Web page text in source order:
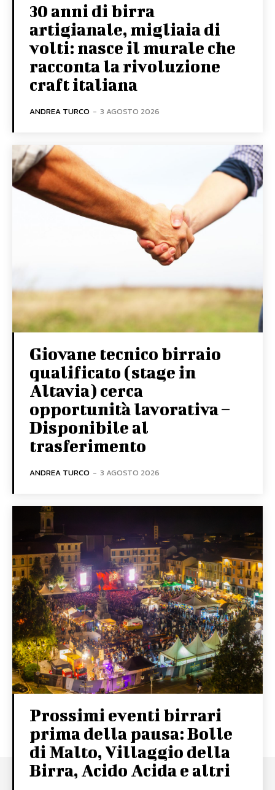
30 anni di birra
artigianale, migliaia di
volti: nasce il murale che
racconta la rivoluzione
craft italiana
ANDREA TURCO - 3 AGOSTO 2026
Giovane tecnico birraio
qualificato (stage in
Altavia) cerca
opportunità lavorativa –
Disponibile al
trasferimento
ANDREA TURCO - 3 AGOSTO 2026
Prossimi eventi birrari
prima della pausa: Bolle
di Malto, Villaggio della
Birra, Acido Acida e altri